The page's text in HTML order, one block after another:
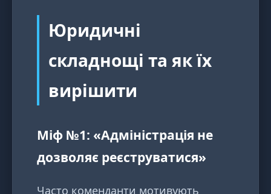
Юридичні
складнощі та як їх
вирішити
Міф №1: «Адміністрація не
дозволяє реєструватися»
Часто коменданти мотивують